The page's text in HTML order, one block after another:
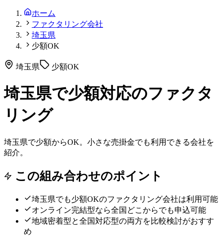
ホーム
ファクタリング会社
埼玉県
少額OK
埼玉県 少額OK
埼玉県で少額対応のファクタ
リング
埼玉県で少額からOK。小さな売掛金でも利用できる会社を
紹介。
この組み合わせのポイント
埼玉県でも少額OKのファクタリング会社は利用可能
オンライン完結型なら全国どこからでも申込可能
地域密着型と全国対応型の両方を比較検討がおすす
め